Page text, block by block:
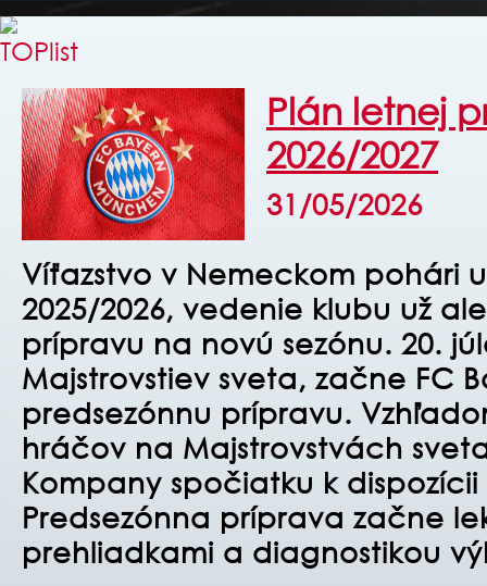
Plán letnej
2026/2027
31/05/2026
Víťazstvo v Nemeckom pohári
2025/2026, vedenie klubu už
prípravu na novú sezónu. 20.
Majstrovstiev sveta, začne FC
predsezónnu prípravu.
hráčov na Majstrovstvách
Kompany spočiatku k
Predsezónna príprava začne
prehliadkami a diagnostikou